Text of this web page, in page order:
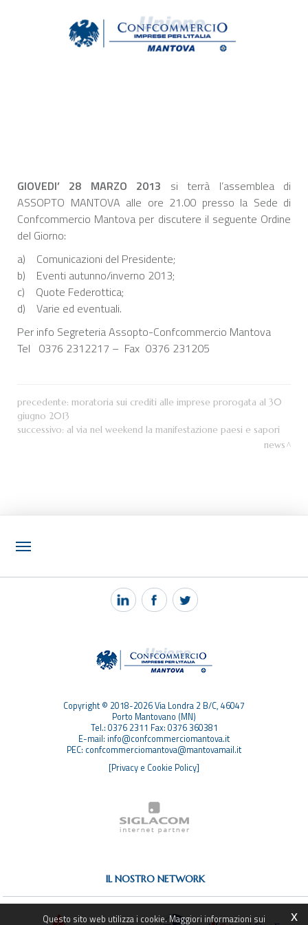
GIOVEDI’ 28 MARZO 2013 si terrà l’assemblea di
ASSOPTO MANTOVA alle ore 21.00 presso la Sede di
Confcommercio Mantova per discutere il seguente Ordine
del Giorno:
a) Comunicazioni del Presidente;
b) Eventi autunno/inverno 2013;
c) Quote Federottica;
d) Varie ed eventuali.
Per info Segreteria Assopto-Confcommercio Mantova
Tel 0376 2312217 – Fax 0376 231205
precedente: moratoria sui crediti alle imprese prorogata al 30
giugno 2013
successivo: al via nel weekend la manifestazione paesi e sapori
news
NOTIZIE
PEC MANTOVA MAIL
Copyright © 2018-2026 Via Londra 2 B/C, 46047
Porto Mantovano (MN)
Tel.: 0376 2311 Fax: 0376 360381
E-mail: info@confcommerciomantova.it
PEC: confcommerciomantova@mantovamail.it
[Privacy e Cookie Policy]
x
Questo sito web utilizza i cookie. Maggiori informazioni sui
IL NOSTRO NETWORK